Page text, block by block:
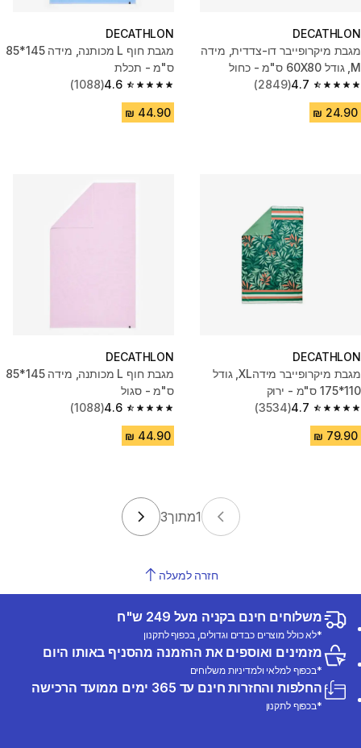
DECATHLON
מגבת מיקרופייבר דו-צדדית, מידה
M, גודל 60X80 ס"מ - כחול
4.7
4.7 out of 5 stars from 2849 reviews
(2849)
DECATHLON
מגבת חוף L מכותנה, מידה 145*85
ס"מ - תכלת
4.6
4.6 out of 5 stars from 1088 reviews
(1088)
DECATHLON
מגבת מיקרופייבר מידהXL, גודל
110*175 ס"מ - ירוק
4.7
4.7 out of 5 stars from 3534 reviews
(3534)
DECATHLON
מגבת חוף L מכותנה, מידה 145*85
ס"מ - סגול
4.6
4.6 out of 5 stars from 1088 reviews
(1088)
1מתוך3
חזרה למעלה
משלוחים חינם בקניה מעל 249 ש"ח
*לא כולל מוצרים כבדים וגדולים, בכפוף לתקנון
מזמינים ואוספים את ההזמנה מהסניף באותו היום
*בכפוף למלאי ולמדיניות משלוחים
החלפות והחזרות חינם עד 365 ימים ממועד הרכישה
*בכפוף לתקנון